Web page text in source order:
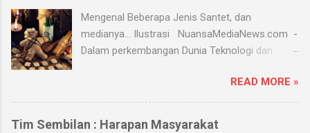
Mengenal Beberapa Jenis Santet, dan
medianya... Ilustrasi NuansaMediaNews.com -
Dalam perkembangan Dunia Teknologi dan
yang hingga saat ini masih ada dan berkembang
di masyarakat. Menurut Kamus Besar Bahasa
Indonesia (KBBI) santet berarti sihir, menyihir.
READ MORE »
Tim Sembilan : Harapan Masyarakat